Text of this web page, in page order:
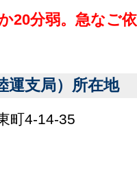
20分弱。急なご
運支局）所在地
町4-14-35